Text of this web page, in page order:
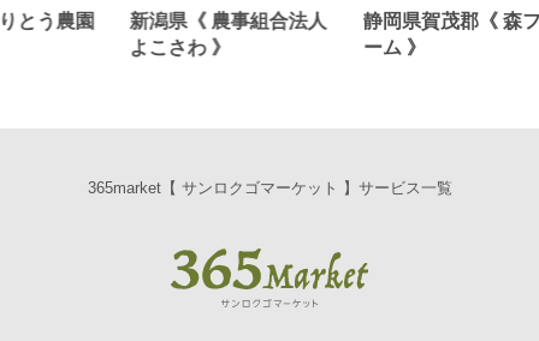
とう農園
新潟県《 農事組合法人
よこさわ 》
静岡県賀茂郡《 森
ーム 》
365market【 サンロクゴマーケット 】サービス一覧